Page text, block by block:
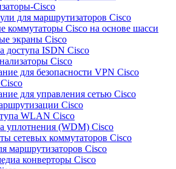
Cisco
для маршрутизаторов Cisco
коммутаторы Cisco на основе шасси
экраны Cisco
доступа ISDN Cisco
Cisco
для безопасности VPN Cisco
для управления сетью Cisco
Cisco
WLAN Cisco
уплотнения (WDM) Cisco
сетевых коммутаторов Cisco
маршрутизаторов Cisco
конверторы Cisco